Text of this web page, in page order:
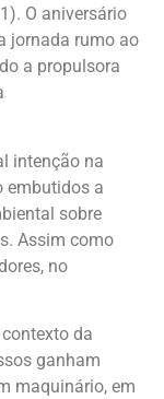
O aniversário
jornada rumo ao
a propulsora
intenção na
embutidos a
sobre
Assim como
no
da
ganham
maquinário, em